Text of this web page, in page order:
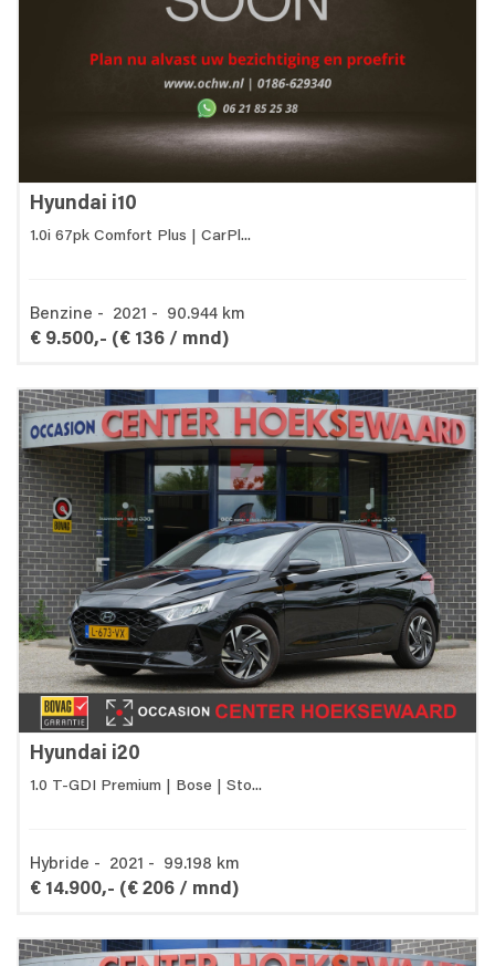
Hyundai i10
1.0i 67pk Comfort Plus | CarPl...
Benzine - 2021 - 90.944 km
€ 9.500,- (€ 136 / mnd)
Hyundai i20
1.0 T-GDI Premium | Bose | Sto...
Hybride - 2021 - 99.198 km
€ 14.900,- (€ 206 / mnd)